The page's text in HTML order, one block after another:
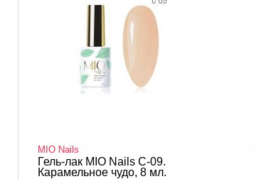
MIO Nails
Гель-лак MIO Nails C-09.
Карамельное чудо, 8 мл.